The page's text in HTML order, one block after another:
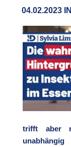
04.02.2023
trifft aber